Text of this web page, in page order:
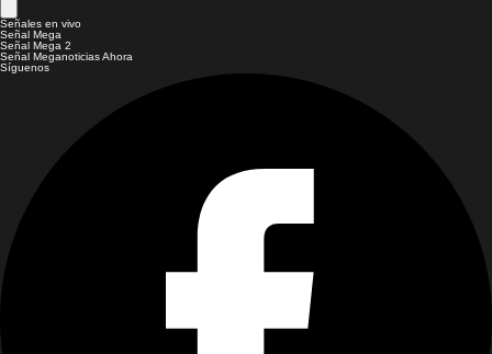
Señales en vivo
Señal Mega
Señal Mega 2
Señal Meganoticias Ahora
Síguenos